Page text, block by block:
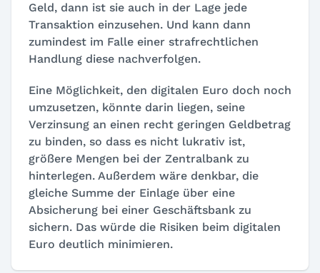
Geld, dann ist sie auch in der Lage jede
Transaktion einzusehen. Und kann dann
zumindest im Falle einer strafrechtlichen
Handlung diese nachverfolgen.
Eine Möglichkeit, den digitalen Euro doch noch
umzusetzen, könnte darin liegen, seine
Verzinsung an einen recht geringen Geldbetrag
zu binden, so dass es nicht lukrativ ist,
größere Mengen bei der Zentralbank zu
hinterlegen. Außerdem wäre denkbar, die
gleiche Summe der Einlage über eine
Absicherung bei einer Geschäftsbank zu
sichern. Das würde die Risiken beim digitalen
Euro deutlich minimieren.